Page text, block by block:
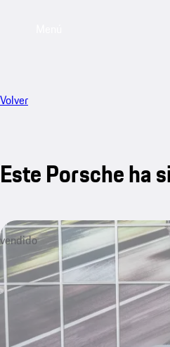
Volver
Este Porsche ha
vendido